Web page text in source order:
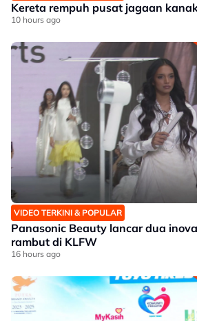
Kereta rempuh pusat jagaan
10 hours ago
VIDEO TERKINI & POPULAR
Panasonic Beauty lancar dua
rambut di KLFW
16 hours ago